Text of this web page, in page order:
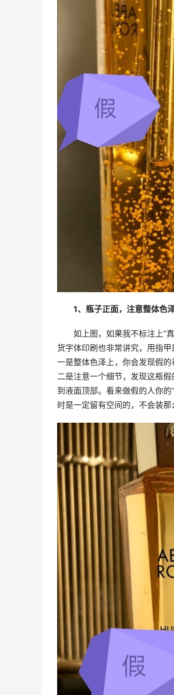
1、瓶子正面，注意整体色
如上图，如果我不标注上“
货字体印刷也非常讲究，用指
一是整体色泽上，你会发现假
二是注意一个细节，发现这瓶
到液面顶部。看来做假的人你
时是一定留有空间的，不会装那